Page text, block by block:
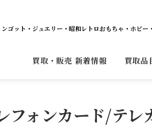
ゴット・ジュエリー・昭和レトロおもちゃ・ホビ
買取・販売 新着情報 買取品
フォンカード/テレ